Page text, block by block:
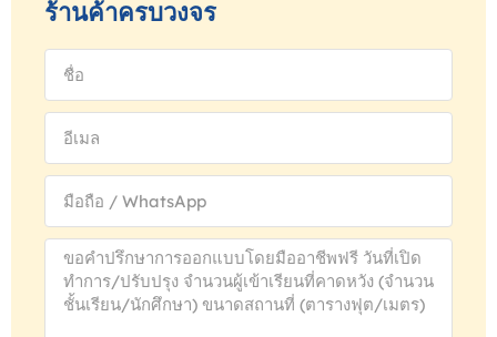
ร้านค้าครบวงจร